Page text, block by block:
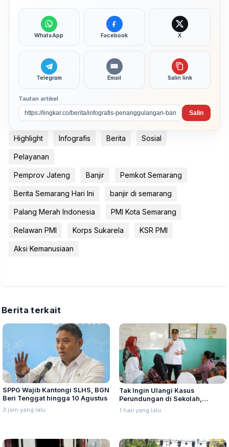
WhatsApp Facebook X
Telegram Email Salin link
Tautan artikel
Salin
Highlight Infografis Berita Sosial
Pelayanan
Pemprov Jateng Banjir Pemkot Semarang
Berita Semarang Hari Ini banjir di semarang
Palang Merah Indonesia PMI Kota Semarang
Relawan PMI Korps Sukarela KSR PMI
Aksi Kemanusiaan
Berita terkait
SPPG Wajib Kantongi SLHS, BGN
Beri Tenggat hingga 10 Agustus
3 jam yang lalu
Tak Ingin Ulangi Kasus
Perundungan di Sekolah,
Nurkholes Minta Perkuat
Pengawasan Murid
1 hari yang lalu